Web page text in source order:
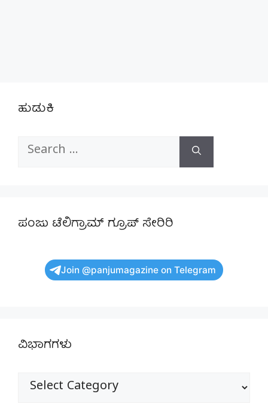
ಹುಡುಕಿ
Search
ಪಂಜು ಟೆಲಿಗ್ರಾಮ್ ಗ್ರೂಪ್ ಸೇರಿರಿ
Join @panjumagazine on Telegram
ವಿಭಾಗಗಳು
ವಿಭಾಗಗಳು